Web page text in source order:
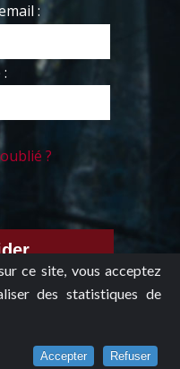
ce site, vous acceptez
des statistiques de
Accepter Refuser
:
?